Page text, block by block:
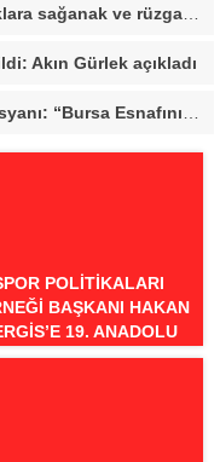
Meteoroloji duyurdu: Kavurucu sıcaklara sağanak ve rüzgar arası
Akın Gürlek açıkladı
POLITIKALARI
BAŞKANI HAKAN
19. ANADOLU
ÖDÜLLERI’NDE